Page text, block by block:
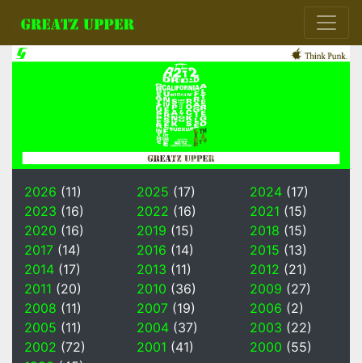
2026 (11) 2025 (17) 2024(17)
2023 (16) 2022 (16) 2021 (15)
2020 (16) 2019 (15) 2018 (15)
2017 (14) 2016 (14) 2015 (13)
2014 (17) 2013 (11) 2012 (21)
2011 (20) 2010 (36) 2009 (27)
2008 (11) 2007 (19) 2006 (2)
2005 (11) 2004 (37) 2003 (22)
2002 (72) 2001 (41) 2000 (55)